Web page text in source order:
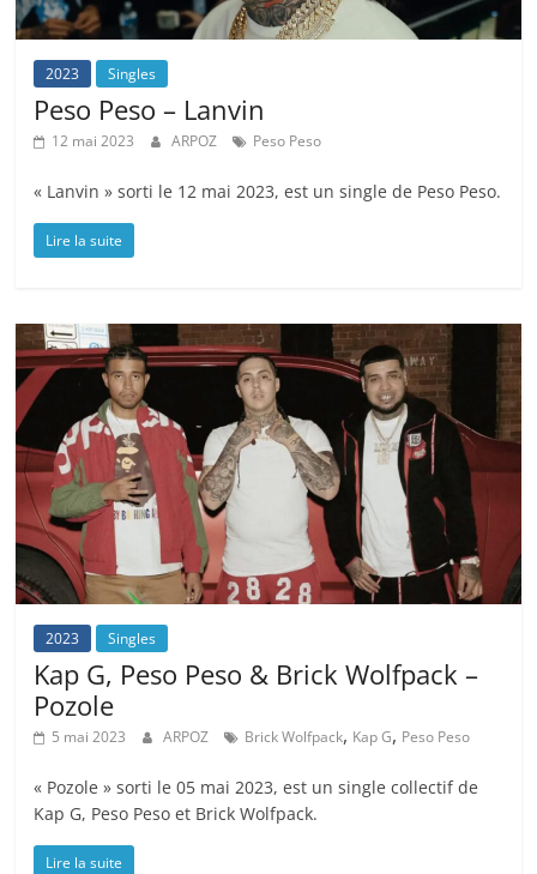
2023 Singles
Peso Peso – Lanvin
12 mai 2023 ARPOZ Peso Peso
« Lanvin » sorti le 12 mai 2023, est un single de Peso Peso.
Lire la suite
2023 Singles
Kap G, Peso Peso & Brick Wolfpack –
Pozole
5 mai 2023 ARPOZ Brick Wolfpack, Kap G, Peso Peso
« Pozole » sorti le 05 mai 2023, est un single collectif de
Kap G, Peso Peso et Brick Wolfpack.
Lire la suite